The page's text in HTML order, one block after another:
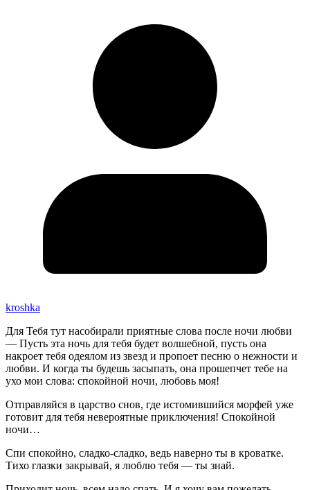
kroshka
Для Тебя тут насобирали приятные слова после ночи любви
— Пусть эта ночь для тебя будет волшебной, пусть она
накроет тебя одеялом из звезд и пропоет песню о нежности и
любви. И когда ты будешь засыпать, она прошепчет тебе на
ухо мои слова: спокойной ночи, любовь моя!
Отправляйся в царство снов, где истомившийся морфей уже
готовит для тебя невероятные приключения! Спокойной
ночи…
Спи спокойно, сладко-сладко, ведь наверно ты в кроватке.
Тихо глазки закрывай, я люблю тебя — ты знай.